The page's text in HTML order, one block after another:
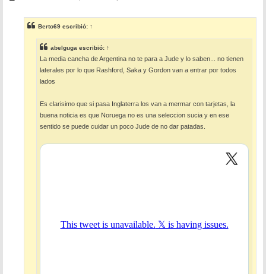
a
j
e
Berto69 escribió: ↑
abelguga escribió: ↑
La media cancha de Argentina no te para a Jude y lo saben... no tienen
laterales por lo que Rashford, Saka y Gordon van a entrar por todos
lados
Es clarisimo que si pasa Inglaterra los van a mermar con tarjetas, la
buena noticia es que Noruega no es una seleccion sucia y en ese
sentido se puede cuidar un poco Jude de no dar patadas.